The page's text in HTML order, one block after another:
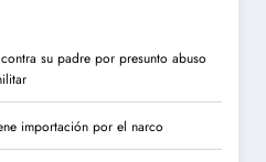
su padre por presunto abuso
importación por el narco